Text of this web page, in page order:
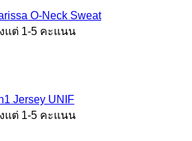
O-Neck Sweat
แต่ 1-5 คะแนน
Jersey UNIF
แต่ 1-5 คะแนน